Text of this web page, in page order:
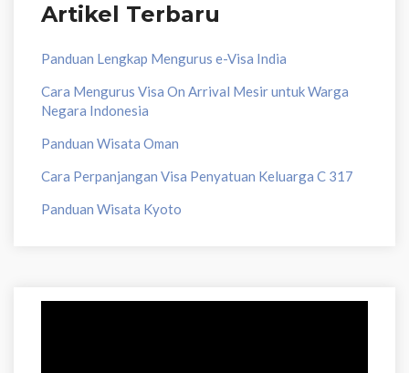
Artikel Terbaru
Panduan Lengkap Mengurus e-Visa India
Cara Mengurus Visa On Arrival Mesir untuk Warga
Negara Indonesia
Panduan Wisata Oman
Cara Perpanjangan Visa Penyatuan Keluarga C 317
Panduan Wisata Kyoto